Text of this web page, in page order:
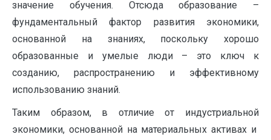
значение обучения. Отсюда образование –
фундаментальный фактор развития экономики,
основанной на знаниях, поскольку хорошо
образованные и умелые люди – это ключ к
созданию, распространению и эффективному
использованию знаний.
Таким образом, в отличие от индустриальной
экономики, основанной на материальных активах и